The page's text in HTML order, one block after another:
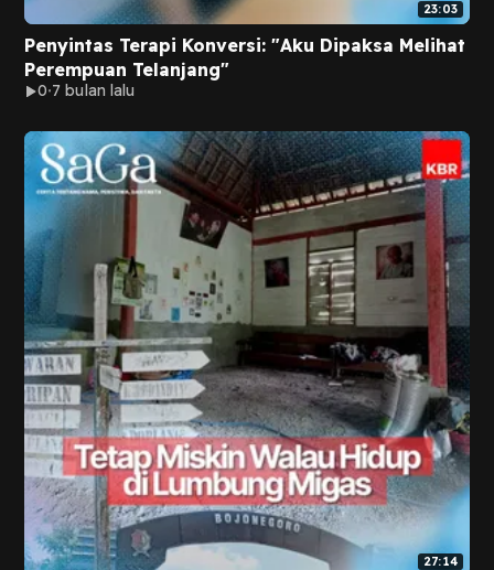
23:03
Penyintas Terapi Konversi: "Aku Dipaksa Melihat
Perempuan Telanjang"
0 7 bulan lalu
27:14